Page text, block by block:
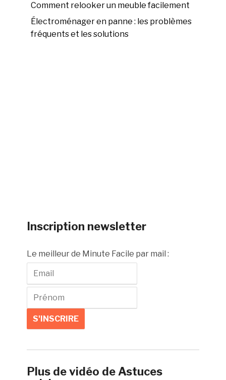
Comment relooker un meuble facilement
Électroménager en panne : les problèmes
fréquents et les solutions
Inscription newsletter
Le meilleur de Minute Facile par mail :
Plus de vidéo de Astuces